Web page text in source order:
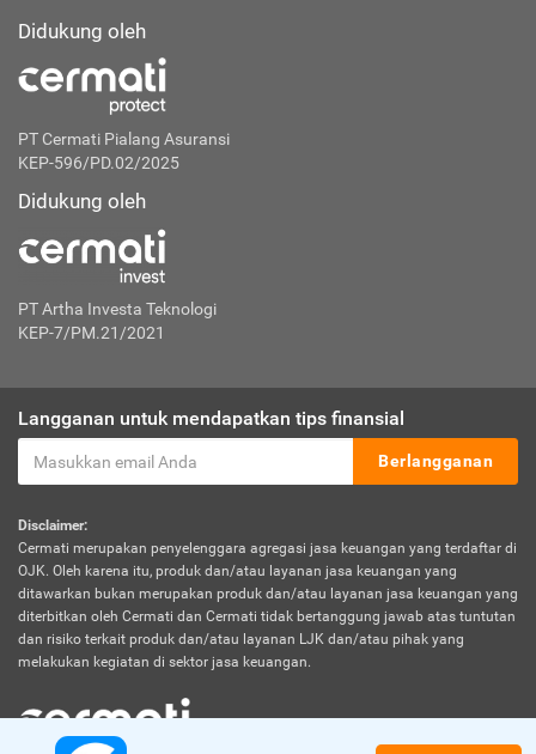
Didukung oleh
PT Cermati Pialang Asuransi
KEP-596/PD.02/2025
Didukung oleh
PT Artha Investa Teknologi
KEP-7/PM.21/2021
Langganan untuk mendapatkan tips finansial
Berlangganan
Disclaimer:
Cermati merupakan penyelenggara agregasi jasa keuangan yang terdaftar di
OJK. Oleh karena itu, produk dan/atau layanan jasa keuangan yang
ditawarkan bukan merupakan produk dan/atau layanan jasa keuangan yang
diterbitkan oleh Cermati dan Cermati tidak bertanggung jawab atas tuntutan
dan risiko terkait produk dan/atau layanan LJK dan/atau pihak yang
melakukan kegiatan di sektor jasa keuangan.